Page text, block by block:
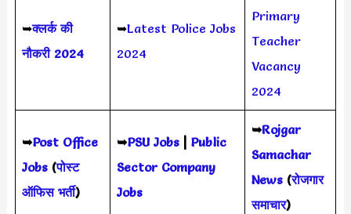
➥क्लर्क की
नौकरी 2024
➥Latest Police Jobs
2024
Primary
Teacher
Vacancy
2024
➥Post Office
Jobs(पोस्ट
ऑफिस भर्ती)
➥PSU Jobs| Public
Sector Company
Jobs
➥Rojgar
Samachar
News(रोजगार
समाचार)